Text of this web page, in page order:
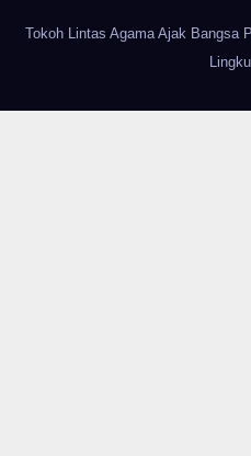
Tokoh Lintas Agama Ajak Bangsa